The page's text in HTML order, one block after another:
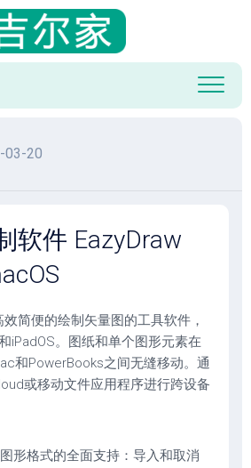
03-20
软件 EazyDraw
简便的绘制矢量图的工具软件，
iPadOS。图纸和单个图形元素在
和PowerBooks之间无缝移动。通
或移动文件应用程序进行跨设备
形格式的全面支持：导入和取消